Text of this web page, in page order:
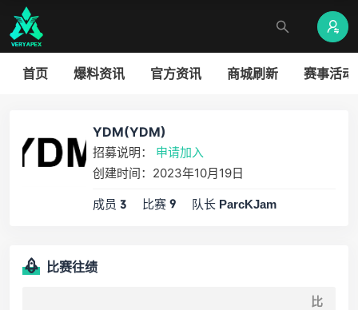
首页 爆料资讯 官方资讯 商城刷新 赛事活动
YDM(YDM)
招募说明： 申请加入
创建时间：2023年10月19日
成员 3 比赛 9 队长 ParcKJam
比赛往绩
比